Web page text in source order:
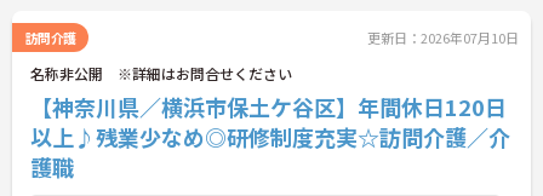
定期的な面談で不安を解消できるフォロー体制もあ
り、介護福祉士としてサ責や管理者への着実なキャ
リアアップを目指す有資格者の方に推奨できる環境
です。
★おすすめPOINT★
【夜勤なし・曜日固定の休日で、身体への負担を抑
えた働き方が実現できます】
訪問介護 更新日：2026年07月10日
名称非公開 ※詳細はお問合せください
【神奈川県／横浜市保土ケ谷区】年間休日120日
以上♪残業少なめ◎研修制度充実☆訪問介護／介
護職